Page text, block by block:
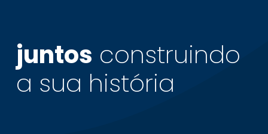
juntos construindo
a sua história